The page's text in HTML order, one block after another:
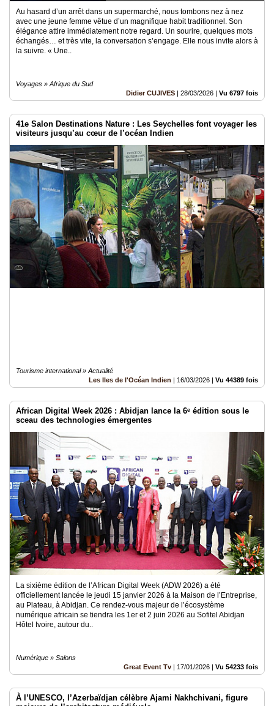
Au hasard d’un arrêt dans un supermarché, nous tombons nez à nez
avec une jeune femme vêtue d’un magnifique habit traditionnel. Son
élégance attire immédiatement notre regard. Un sourire, quelques mots
échangés… et très vite, la conversation s’engage. Elle nous invite alors à
la suivre. « Une..
Voyages » Afrique du Sud
Didier CUJIVES | 28/03/2026 | Vu 6797 fois
41e Salon Destinations Nature : Les Seychelles font voyager les
visiteurs jusqu’au cœur de l’océan Indien
Tourisme international » Actualité
Les Iles de l'Océan Indien | 16/03/2026 | Vu 44389 fois
African Digital Week 2026 : Abidjan lance la 6ᵉ édition sous le
sceau des technologies émergentes
La sixième édition de l’African Digital Week (ADW 2026) a été
officiellement lancée le jeudi 15 janvier 2026 à la Maison de l’Entreprise,
au Plateau, à Abidjan. Ce rendez-vous majeur de l’écosystème
numérique africain se tiendra les 1er et 2 juin 2026 au Sofitel Abidjan
Hôtel Ivoire, autour du..
Numérique » Salons
Great Event Tv | 17/01/2026 | Vu 54233 fois
À l’UNESCO, l’Azerbaïdjan célèbre Ajami Nakhchivani, figure